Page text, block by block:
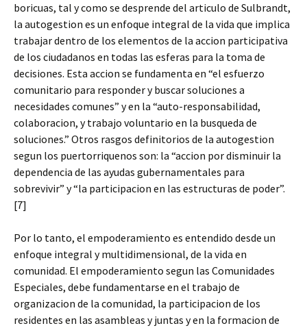
boricuas, tal y como se desprende del articulo de Sulbrandt,
la autogestion es un enfoque integral de la vida que implica
trabajar dentro de los elementos de la accion participativa
de los ciudadanos en todas las esferas para la toma de
decisiones. Esta accion se fundamenta en “el esfuerzo
comunitario para responder y buscar soluciones a
necesidades comunes” y en la “auto-responsabilidad,
colaboracion, y trabajo voluntario en la busqueda de
soluciones.” Otros rasgos definitorios de la autogestion
segun los puertorriquenos son: la “accion por disminuir la
dependencia de las ayudas gubernamentales para
sobrevivir” y “la participacion en las estructuras de poder”.
[7]
Por lo tanto, el empoderamiento es entendido desde un
enfoque integral y multidimensional, de la vida en
comunidad. El empoderamiento segun las Comunidades
Especiales, debe fundamentarse en el trabajo de
organizacion de la comunidad, la participacion de los
residentes en las asambleas y juntas y en la formacion de